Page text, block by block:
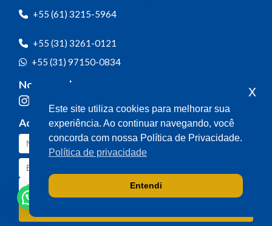
+55 (61) 3215-5964
+55 (31) 3261-0121
+55 (31) 97150-0834
Nossas redes
Acompanhe o meu mandato
Este site utiliza cookies para melhorar sua
experiência. Ao continuar navegando, você
concorda com nossa Política de Privacidade.
Política de privacidade
Entendi
x